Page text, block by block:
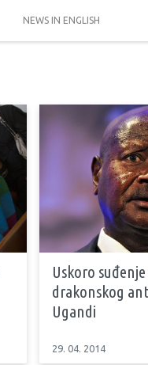
NEWS IN ENGLISH
Uskoro
drakonskog
Ugandi
29. 04. 2014